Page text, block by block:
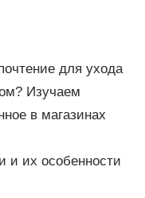
для ухода
Изучаем
в магазинах
и их особенности